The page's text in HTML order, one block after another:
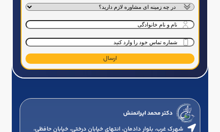
خدمت
درخواستی*
نام
و
نام
خانوادگی*
شماره
تماس*
شهرک غرب، بلوار دادمان، انتهای خیابان درختی، خیابان حافظی،